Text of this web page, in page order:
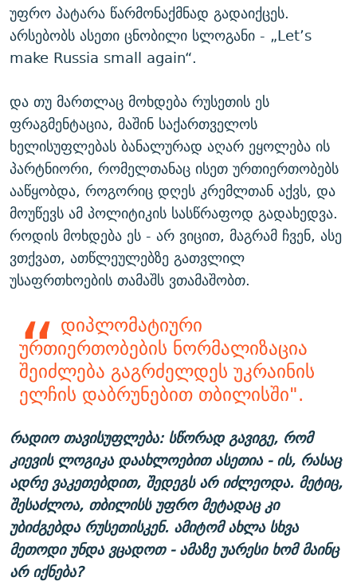
უფრო პატარა წარმონაქმნად გადაიქცეს.
არსებობს ასეთი ცნობილი სლოგანი - „Let’s
make Russia small again“.
და თუ მართლაც მოხდება რუსეთის ეს
ფრაგმენტაცია, მაშინ საქართველოს
ხელისუფლებას ბანალურად აღარ ეყოლება ის
პარტნიორი, რომელთანაც ისეთ ურთიერთობებს
ააწყობდა, როგორიც დღეს კრემლთან აქვს, და
მოუწევს ამ პოლიტიკის სასწრაფოდ გადახედვა.
როდის მოხდება ეს - არ ვიცით, მაგრამ ჩვენ, ასე
ვთქვათ, ათწლეულებზე გათვლილ
უსაფრთხოების თამაშს ვთამაშობთ.
დიპლომატიური
ურთიერთობების ნორმალიზაცია
შეიძლება გაგრძელდეს უკრაინის
ელჩის დაბრუნებით თბილისში".
რადიო თავისუფლება: სწორად გავიგე, რომ
კიევის ლოგიკა დაახლოებით ასეთია - ის, რასაც
ადრე ვაკეთებდით, შედეგს არ იძლეოდა. მეტიც,
შესაძლოა, თბილისს უფრო მეტადაც კი
უბიძგებდა რუსეთისკენ. ამიტომ ახლა სხვა
მეთოდი უნდა ვცადოთ - ამაზე უარესი ხომ მაინც
არ იქნება?